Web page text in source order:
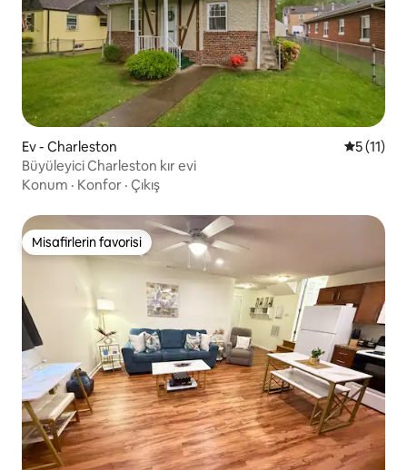
Ev - Charleston 55 (11)
Büyüleyici Charleston kır evi
Konum · Konfor · Çıkış
Misafirlerin favorisi
Misafirlerin favorisi